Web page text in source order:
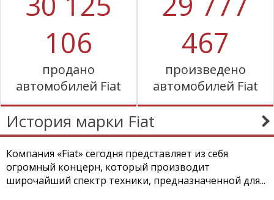
106
продано
автомобилей Fiat
467
произведено
автомобилей Fiat
История марки Fiat
Компания «Fiat» сегодня представляет из себя
огромный концерн, который производит
широчайший спектр техники, предназначенной для...